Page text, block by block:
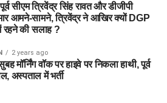
सीएम त्रिवेंद्र सिंह रावत और डीजीपी
आमने-सामने, त्रिवेंद्र ने आखिर क्यों DGP
रहने की सलाह ?
2 years ago
मॉर्निंग वॉक पर हाइवे पर निकला हाथी, पूर्व
अस्पताल में भर्ती